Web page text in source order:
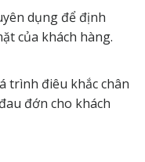
dụng để định
của khách hàng.
trình điêu khắc chân
đớn cho khách